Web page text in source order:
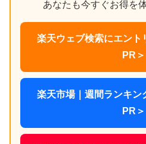
あなたも今すぐお得を
楽天ウェブ検索にエント
PR＞
楽天市場｜週間ランキン
PR＞